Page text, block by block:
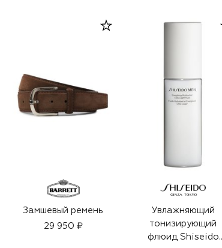
Замшевый ремень
29 950 ₽
Увлажняющий
тонизирующий
флюид Shiseido